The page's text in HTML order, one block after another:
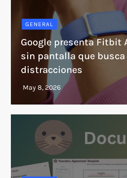
GENERAL
Google presenta Fitbit
sin pantalla que
distracciones